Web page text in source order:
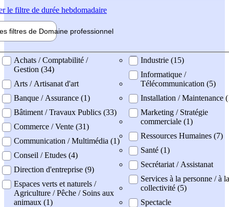
le filtre de durée hebdomadaire
filtres de Domaine professionnel
professionel
Achats / Comptabilité /
Gestion (34)
Arts / Artisanat d'art
Banque / Assurance (1)
Bâtiment / Travaux Publics (33)
Commerce / Vente (31)
Communication / Multimédia (1)
Conseil / Etudes (4)
Direction d'entreprise (9)
Espaces verts et naturels /
Agriculture / Pêche / Soins aux
animaux (1)
Industrie (15)
Informatique /
Télécommunication (5)
Installation / Maintenance
Marketing / Stratégie
commerciale (1)
Ressources Humaines (7)
Santé (1)
Secrétariat / Assistanat
Services à la personne / à la
collectivité (5)
Spectacle